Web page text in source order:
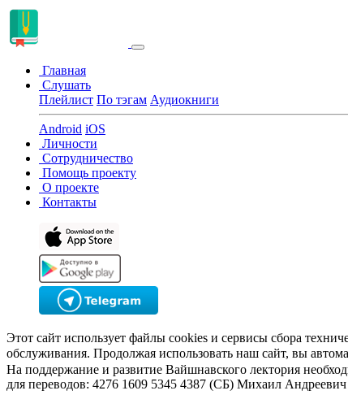
Главная
Слушать
Плейлист По тэгам Аудиокниги
Android iOS
Личности
Сотрудничество
Помощь проекту
О проекте
Контакты
Этот сайт использует файлы cookies и сервисы сбора
обслуживания. Продолжая использовать наш сайт, вы
На поддержание и развитие Вайшнавского лектория
для переводов: 4276 1609 5345 4387 (СБ) Михаил